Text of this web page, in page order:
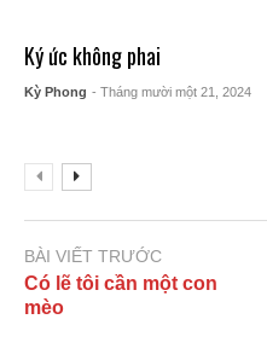
Ký ức không phai
Kỳ Phong - Tháng mười một 21, 2024
BÀI VIẾT TRƯỚC
Có lẽ tôi cần một con
mèo